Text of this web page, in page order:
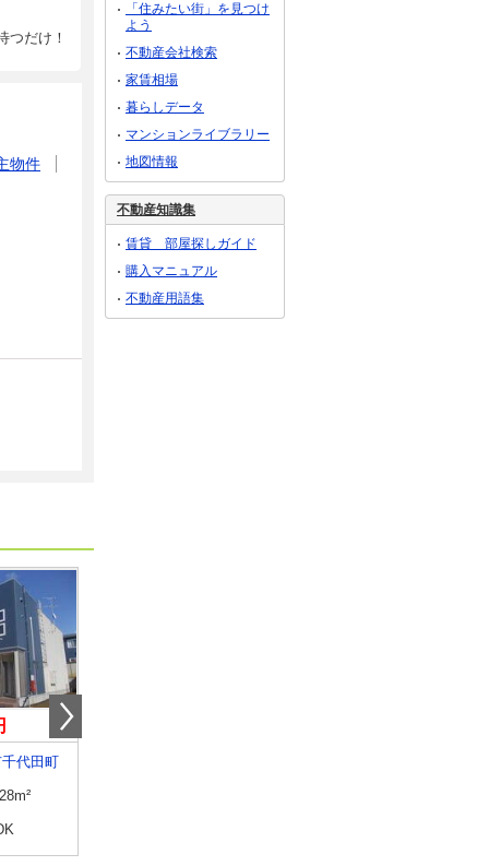
つだけ！
物件
代田町
「住みたい街」を見つけ
よう
不動産会社検索
家賃相場
暮らしデータ
マンションライブラリー
地図情報
不動産知識集
賃貸 部屋探しガイド
購入マニュアル
不動産用語集